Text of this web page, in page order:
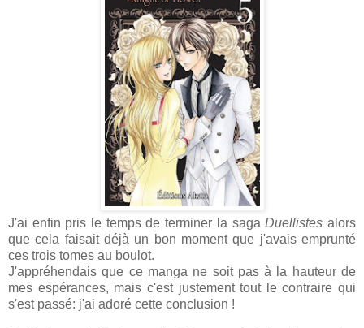
J'ai enfin pris le temps de terminer la sagaDuellistes alors
que cela faisait déjà un bon moment que j'avais emprunté
ces trois tomes au boulot.
J'appréhendais que ce manga ne soit pas à la hauteur de
mes espérances, mais c'est justement tout le contraire qui
s'est passé: j'ai adoré cette conclusion !